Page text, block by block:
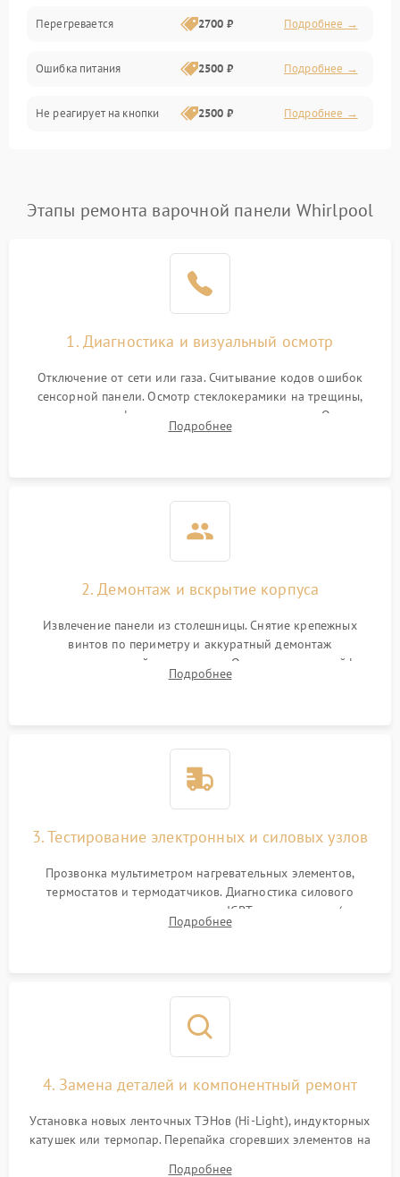
Перегревается 2700 ₽ Подробнее →
Ошибка питания 2500 ₽ Подробнее →
Не реагирует на кнопки 2500 ₽ Подробнее →
Этапы ремонта варочной панели Whirlpool
1. Диагностика и визуальный осмотр
Отключение от сети или газа. Считывание кодов ошибок
сенсорной панели. Осмотр стеклокерамики на трещины,
проверка конфорок на равномерность нагрева. Опрос
клиента о симптомах (не включается, не видит посуду,
Подробнее
2. Демонтаж и вскрытие корпуса
Извлечение панели из столешницы. Снятие крепежных
винтов по периметру и аккуратный демонтаж
стеклокерамической поверхности. Отсоединение шлейфов
сенсорного блока для доступа к силовым платам, катушкам
Подробнее
3. Тестирование электронных и силовых узлов
Прозвонка мультиметром нагревательных элементов,
термостатов и термодатчиков. Диагностика силового
модуля, реле, диодных мостов и IGBT-транзисторов (для
индукции). Проверка кранов и газ-контроля (для газовых
Подробнее
4. Замена деталей и компонентный ремонт
Установка новых ленточных ТЭНов (Hi-Light), индукторных
катушек или термопар. Перепайка сгоревших элементов на
Подробнее